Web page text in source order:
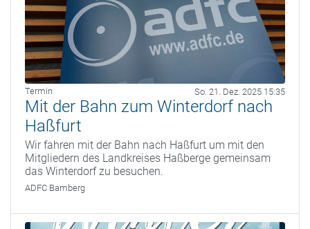
Termin So. 21. Dez. 2025 15:35
Mit der Bahn zum Winterdorf nach
Haßfurt
Wir fahren mit der Bahn nach Haßfurt um mit den
Mitgliedern des Landkreises Haßberge gemeinsam
das Winterdorf zu besuchen.
ADFC Bamberg